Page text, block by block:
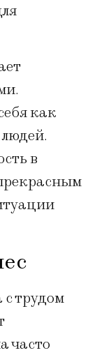
как
в
с трудом
часто